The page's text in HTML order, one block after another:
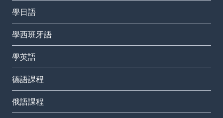
學日語
學西班牙語
學英語
德語課程
俄語課程